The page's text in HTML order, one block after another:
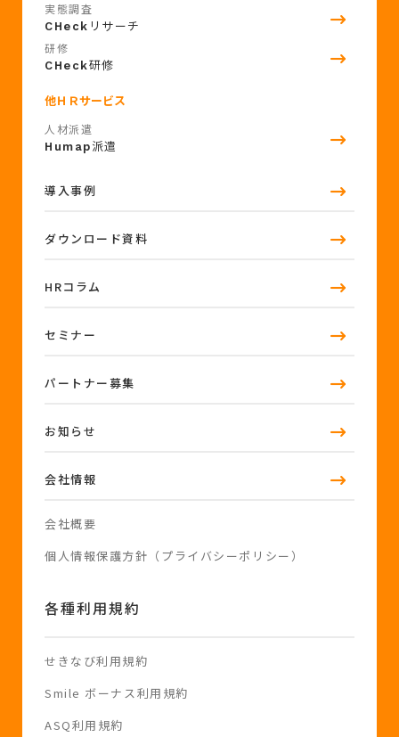
実態調査
CHeck リサーチ
研修
CHeck研修
他ＨＲサービス
人材派遣
Humap 派遣
導入事例
ダウンロード資料
HRコラム
セミナー
パートナー募集
お知らせ
会社情報
会社概要
個人情報保護方針（プライバシーポリシー）
各種利用規約
せきなび利用規約
Smile ボーナス利用規約
ASQ利用規約